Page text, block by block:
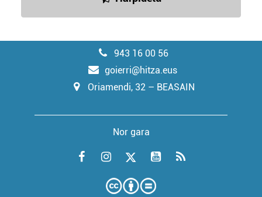
943 16 00 56
goierri@hitza.eus
Oriamendi, 32 – BEASAIN
Nor gara